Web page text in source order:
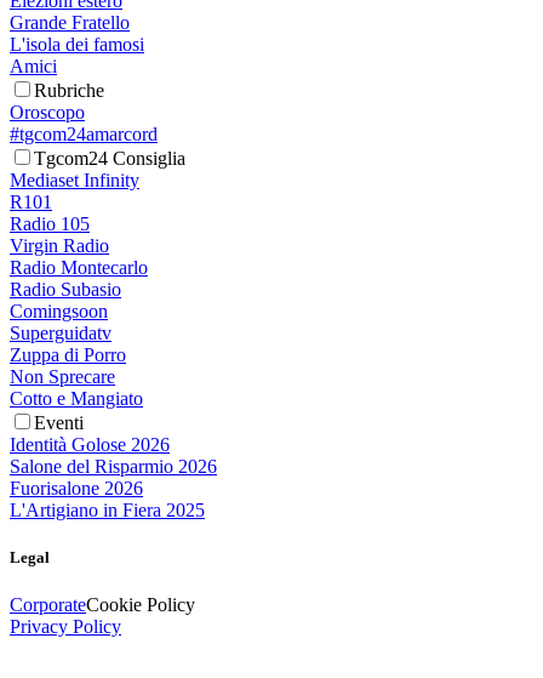
Grande Fratello
L'isola dei famosi
Amici
Rubriche
Oroscopo
#tgcom24amarcord
Tgcom24 Consiglia
Mediaset Infinity
R101
Radio 105
Virgin Radio
Radio Montecarlo
Radio Subasio
Comingsoon
Superguidatv
Zuppa di Porro
Non Sprecare
Cotto e Mangiato
Eventi
Identità Golose 2026
Salone del Risparmio 2026
Fuorisalone 2026
L'Artigiano in Fiera 2025
Legal
CorporateCookie Policy
Privacy Policy